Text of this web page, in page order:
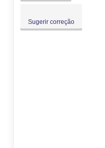
Sugerir correção